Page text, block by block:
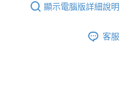
顯示電腦版詳細說明
客服